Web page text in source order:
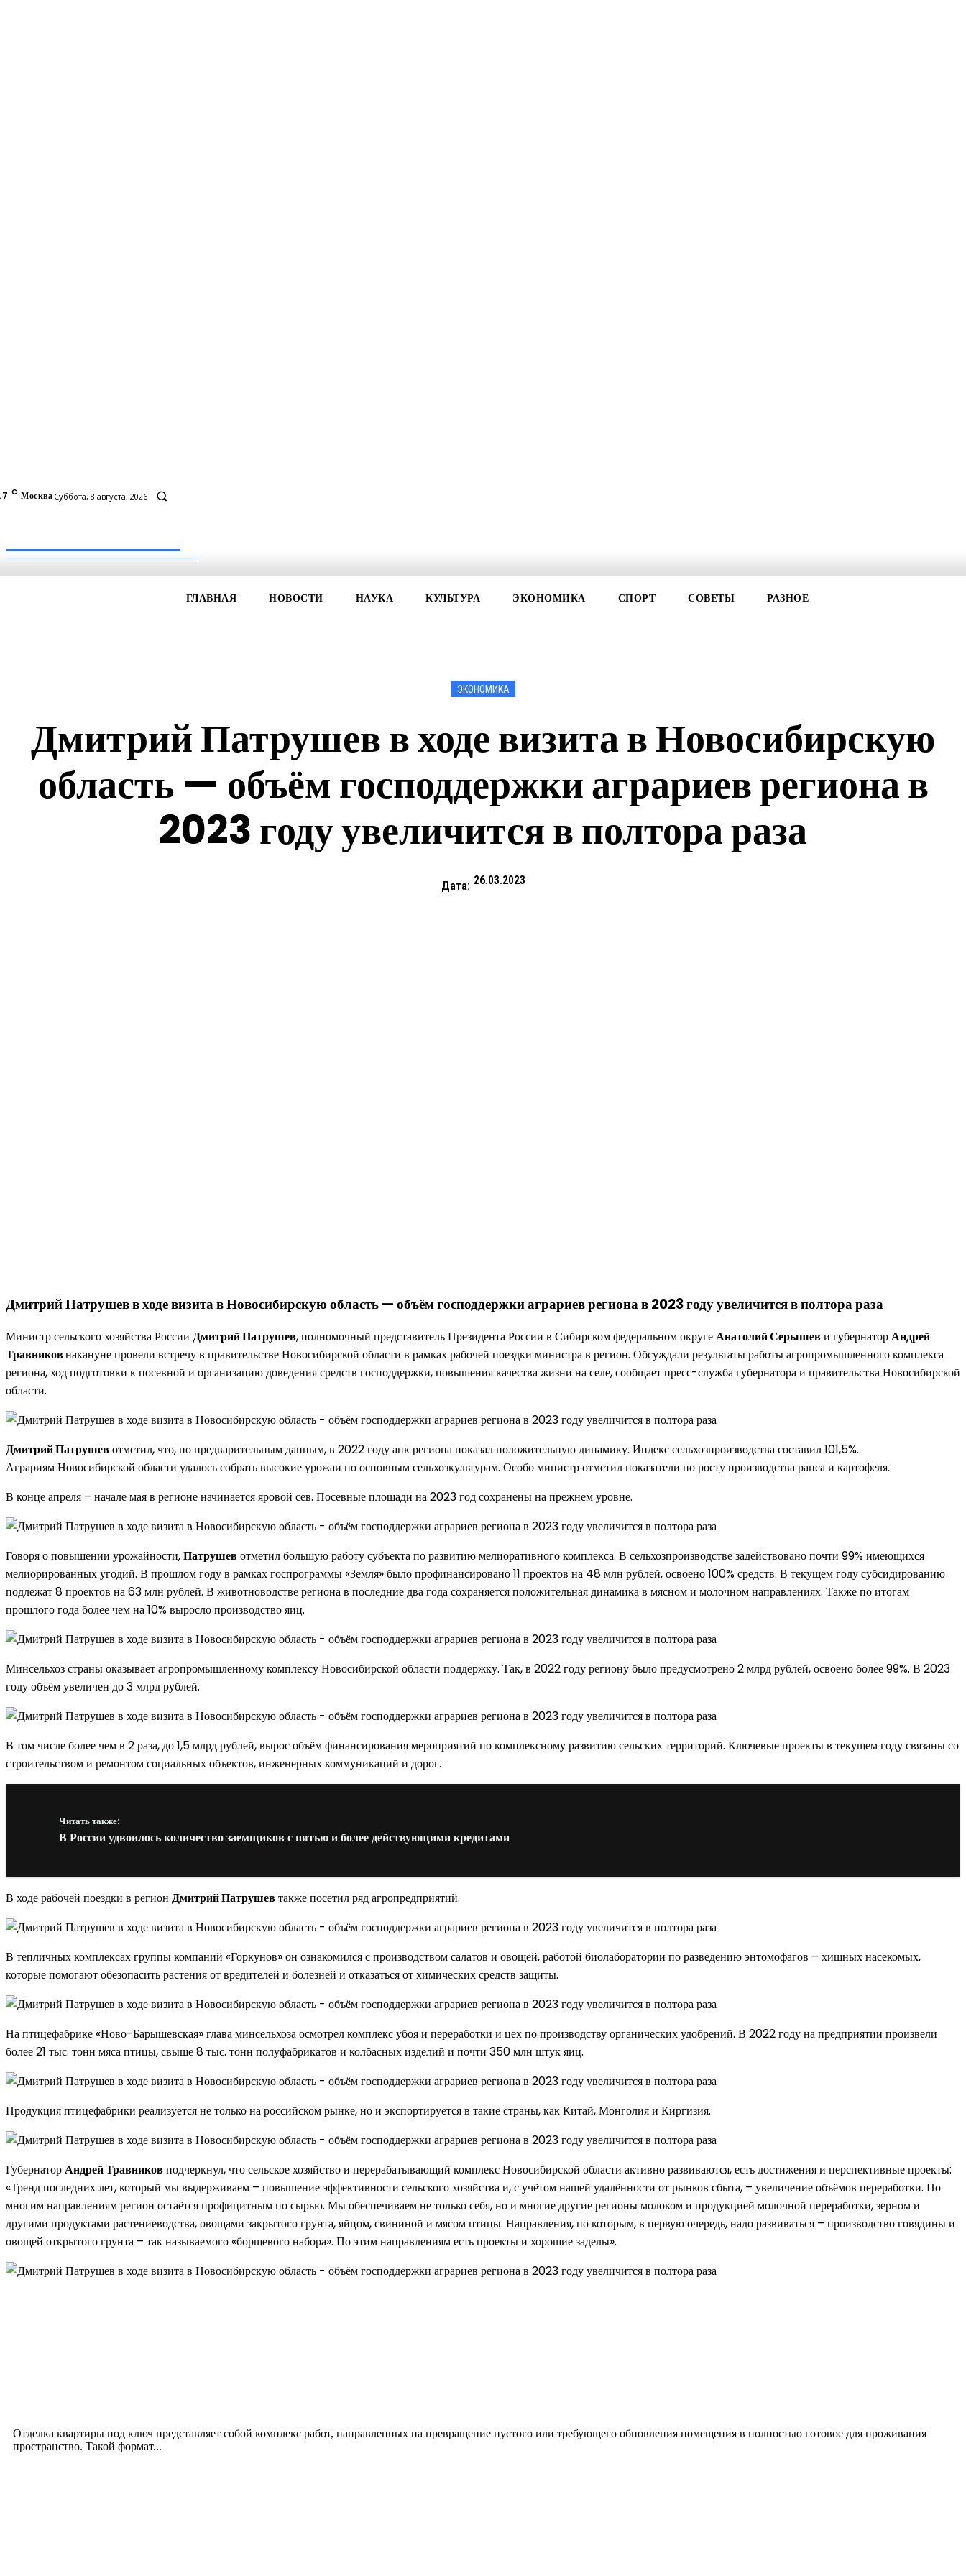
C Москва Суббота, 8 августа, 2026
ГЛАВНАЯ НОВОСТИ НАУКА КУЛЬТУРА ЭКОНОМИКА СПОРТ СОВЕТЫ РАЗНОЕ
ЭКОНОМИКА
Дмитрий Патрушев в ходе визита в Новосибирскую
область — объём господдержки аграриев региона в
2023 году увеличится в полтора раза
Дата: 26.03.2023
Дмитрий Патрушев в ходе визита в Новосибирскую область — объём господдержки аграриев региона в 2023 году увеличится в полтора раза
Министр сельского хозяйства России Дмитрий Патрушев, полномочный представитель Президента России в Сибирском федеральном округеАнатолий Серышеви губернаторАндрей
Травниковнакануне провели встречу в правительстве Новосибирской области в рамках рабочей поездки министра в регион. Обсуждали результаты работы агропромышленного комплекса
региона, ход подготовки к посевной и организацию доведения средств господдержки, повышения качества жизни на селе, сообщает пресс-служба губернатора и правительства Новосибирской
области.
Дмитрий Патрушевотметил, что, по предварительным данным, в 2022 году апк региона показал положительную динамику. Индекс сельхозпроизводства составил 101,5%.
Аграриям Новосибирской области удалось собрать высокие урожаи по основным сельхозкультурам. Особо министр отметил показатели по росту производства рапса и картофеля.
В конце апреля – начале мая в регионе начинается яровой сев. Посевные площади на 2023 год сохранены на прежнем уровне.
Говоря о повышении урожайности,Патрушевотметил большую работу субъекта по развитию мелиоративного комплекса. В сельхозпроизводстве задействовано почти 99% имеющихся
мелиорированных угодий. В прошлом году в рамках госпрограммы «Земля» было профинансировано 11 проектов на 48 млн рублей, освоено 100% средств. В текущем году субсидированию
подлежат 8 проектов на 63 млн рублей. В животноводстве региона в последние два года сохраняется положительная динамика в мясном и молочном направлениях. Также по итогам
прошлого года более чем на 10% выросло производство яиц.
Минсельхоз страны оказывает агропромышленному комплексу Новосибирской области поддержку. Так, в 2022 году региону было предусмотрено 2 млрд рублей, освоено более 99%. В 2023
году объём увеличен до 3 млрд рублей.
В том числе более чем в 2 раза, до 1,5 млрд рублей, вырос объём финансирования мероприятий по комплексному развитию сельских территорий. Ключевые проекты в текущем году связаны со
строительством и ремонтом социальных объектов, инженерных коммуникаций и дорог.
Читать также:
В России удвоилось количество заемщиков с пятью и более действующими кредитами
В ходе рабочей поездки в регион Дмитрий Патрушевтакже посетил ряд агропредприятий.
В тепличных комплексах группы компаний «Горкунов» он ознакомился с производством салатов и овощей, работой биолаборатории по разведению энтомофагов – хищных насекомых,
которые помогают обезопасить растения от вредителей и болезней и отказаться от химических средств защиты.
На птицефабрике «Ново-Барышевская» глава минсельхоза осмотрел комплекс убоя и переработки и цех по производству органических удобрений. В 2022 году на предприятии произвели
более 21 тыс. тонн мяса птицы, свыше 8 тыс. тонн полуфабрикатов и колбасных изделий и почти 350 млн штук яиц.
Продукция птицефабрики реализуется не только на российском рынке, но и экспортируется в такие страны, как Китай, Монголия и Киргизия.
ГубернаторАндрей Травниковподчеркнул, что сельское хозяйство и перерабатывающий комплекс Новосибирской области активно развиваются, есть достижения и перспективные проекты:
«Тренд последних лет, который мы выдерживаем – повышение эффективности сельского хозяйства и, с учётом нашей удалённости от рынков сбыта, – увеличение объёмов переработки. По
многим направлениям регион остаётся профицитным по сырью. Мы обеспечиваем не только себя, но и многие другие регионы молоком и продукцией молочной переработки, зерном и
другими продуктами растениеводства, овощами закрытого грунта, яйцом, свининой и мясом птицы. Направления, по которым, в первую очередь, надо развиваться – производство говядины и
овощей открытого грунта – так называемого «борщевого набора». По этим направлениям есть проекты и хорошие заделы».
Отделка квартиры под ключ представляет собой комплекс работ, направленных на превращение пустого или требующего обновления помещения в полностью готовое для проживания
пространство. Такой формат...